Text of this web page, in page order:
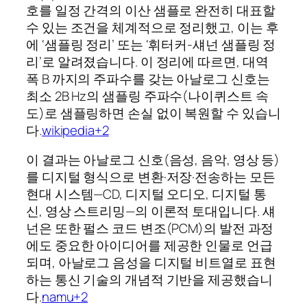
호를 일정 간격의 이산 샘플로 완전히 대표할
수 있는 조건을 체계적으로 정리했고, 이는 후
에 ‘샘플링 정리’ 또는 ‘휘터커‑섀넌 샘플링 정
리’로 알려졌습니다. 이 정리에 따르면, 대역
폭 B 까지의 주파수를 갖는 아날로그 신호는
최소 2B Hz의 샘플링 주파수(나이퀴스트 속
도)로 샘플링하면 손실 없이 복원할 수 있습니
다.wikipedia+2
이 결과는 아날로그 신호(음성, 음악, 영상 등)
를 디지털 형식으로 변환·저장·전송하는 모든
현대 시스템—CD, 디지털 오디오, 디지털 통
신, 영상 스트리밍—의 이론적 토대입니다. 섀
넌은 또한 펄스 코드 변조(PCM)의 발전 과정
에도 중요한 아이디어를 제공한 인물로 언급
되며, 아날로그 음성을 디지털 비트열로 표현
하는 통신 기술의 개념적 기반을 제공했습니
다.namu+2